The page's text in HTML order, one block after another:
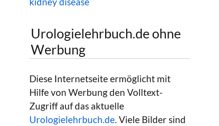
Urologielehrbuch.de ohne
Werbung
Diese Internetseite ermöglicht mit
Hilfe von Werbung den Volltext-
Zugriff auf das aktuelle
Urologielehrbuch.de. Viele Bilder sind